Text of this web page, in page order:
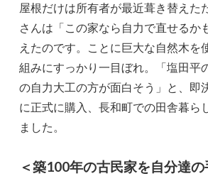
屋根だけは所有者が最近葺き替えた
さんは「この家なら自力で直せるか
えたのです。ことに巨大な自然木を
組みにすっかり一目ぼれ。「塩田平
の自力大工の方が面白そう」と、即
に正式に購入、長和町での田舎暮ら
ました。
＜築100年の古民家を自分達